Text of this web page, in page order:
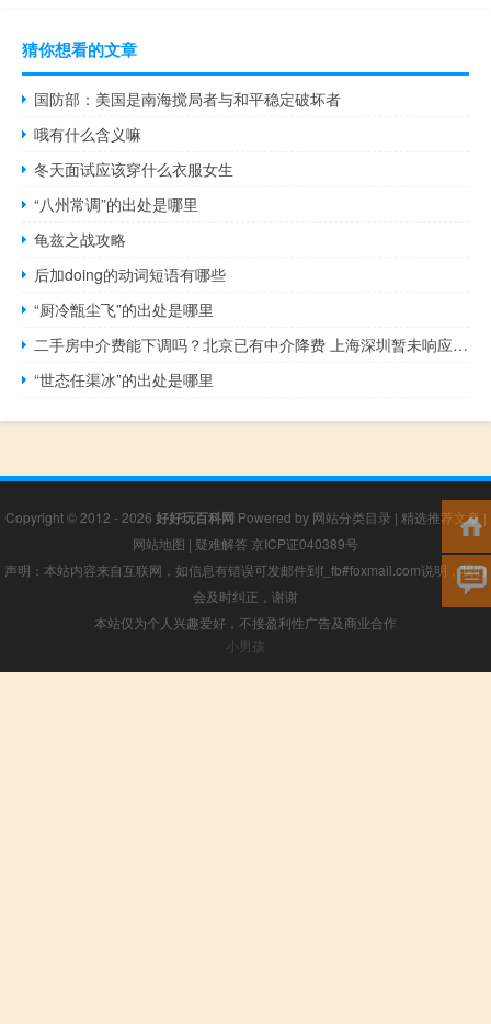
猜你想看的文章
国防部：美国是南海搅局者与和平稳定破坏者
哦有什么含义嘛
冬天面试应该穿什么衣服女生
“八州常调”的出处是哪里
龟兹之战攻略
后加doing的动词短语有哪些
“厨冷甑尘飞”的出处是哪里
二手房中介费能下调吗？北京已有中介降费 上海深圳暂未响应 有机构称正内部筹划
“世态任渠冰”的出处是哪里
Copyright © 2012 - 2026 好好玩百科网 Powered by 网站分类目录 | 精选推荐文章 |
网站地图 | 疑难解答 京ICP证040389号
声明：本站内容来自互联网，如信息有错误可发邮件到f_fb#foxmail.com说明，我们
会及时纠正，谢谢
本站仅为个人兴趣爱好，不接盈利性广告及商业合作
小男孩